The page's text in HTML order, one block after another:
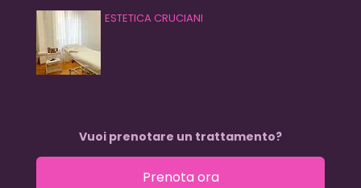
ESTETICA CRUCIANI
Vuoi prenotare un trattamento?
Prenota ora